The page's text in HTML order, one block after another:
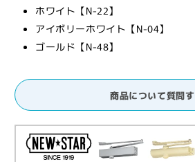
の
数
量
す
の
数
量
す
ホワイト【N-22】
アイボリーホワイト【N-04】
ゴールド【N-48】
商品について質問